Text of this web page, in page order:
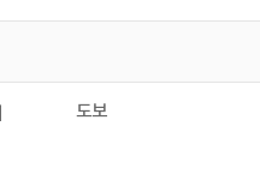
도보